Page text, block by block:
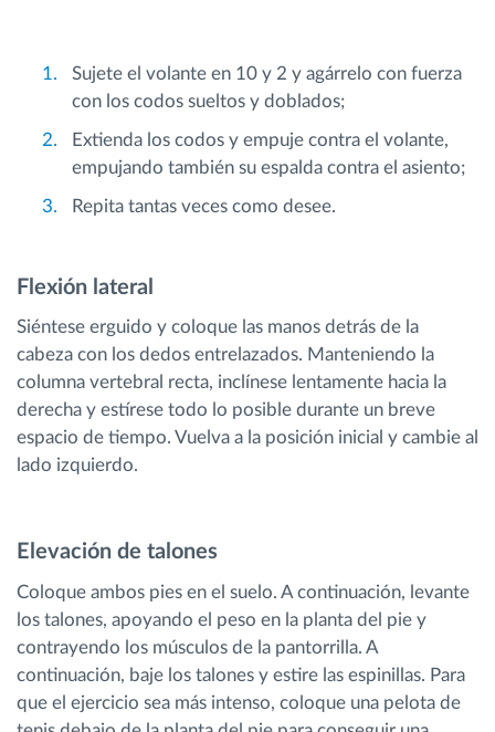
Sujete el volante en 10 y 2 y agárrelo con fuerza
con los codos sueltos y doblados;
Extienda los codos y empuje contra el volante,
empujando también su espalda contra el asiento;
Repita tantas veces como desee.
Flexión lateral
Siéntese erguido y coloque las manos detrás de la
cabeza con los dedos entrelazados. Manteniendo la
columna vertebral recta, inclínese lentamente hacia la
derecha y estírese todo lo posible durante un breve
espacio de tiempo. Vuelva a la posición inicial y cambie al
lado izquierdo.
Elevación de talones
Coloque ambos pies en el suelo. A continuación, levante
los talones, apoyando el peso en la planta del pie y
contrayendo los músculos de la pantorrilla. A
continuación, baje los talones y estire las espinillas. Para
que el ejercicio sea más intenso, coloque una pelota de